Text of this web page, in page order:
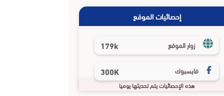
إحصائيات الموقع
زوار الموقع 179k
فايسبوك 300K
هذه الإحصائيات يتم تحديثها يوميا